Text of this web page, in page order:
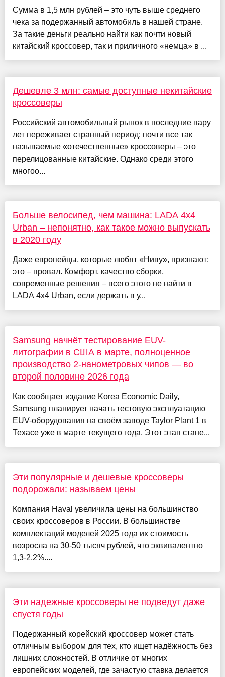
Сумма в 1,5 млн рублей – это чуть выше среднего
чека за подержанный автомобиль в нашей стране.
За такие деньги реально найти как почти новый
китайский кроссовер, так и приличного «немца» в ...
Дешевле 3 млн: самые доступные некитайские
кроссоверы
Российский автомобильный рынок в последние пару
лет переживает странный период: почти все так
называемые «отечественные» кроссоверы – это
перелицованные китайские. Однако среди этого
многоо...
Больше велосипед, чем машина: LADA 4x4
Urban – непонятно, как такое можно выпускать
в 2020 году
Даже европейцы, которые любят «Ниву», признают:
это – провал. Комфорт, качество сборки,
современные решения – всего этого не найти в
LADA 4x4 Urban, если держать в у...
Samsung начнёт тестирование EUV-
литографии в США в марте, полноценное
производство 2-нанометровых чипов — во
второй половине 2026 года
Как сообщает издание Korea Economic Daily,
Samsung планирует начать тестовую эксплуатацию
EUV-оборудования на своём заводе Taylor Plant 1 в
Техасе уже в марте текущего года. Этот этап стане...
Эти популярные и дешевые кроссоверы
подорожали: называем цены
Компания Haval увеличила цены на большинство
своих кроссоверов в России. В большинстве
комплектаций моделей 2025 года их стоимость
возросла на 30-50 тысяч рублей, что эквивалентно
1,3-2,2%....
Эти надежные кроссоверы не подведут даже
спустя годы
Подержанный корейский кроссовер может стать
отличным выбором для тех, кто ищет надёжность без
лишних сложностей. В отличие от многих
европейских моделей, где зачастую ставка делается